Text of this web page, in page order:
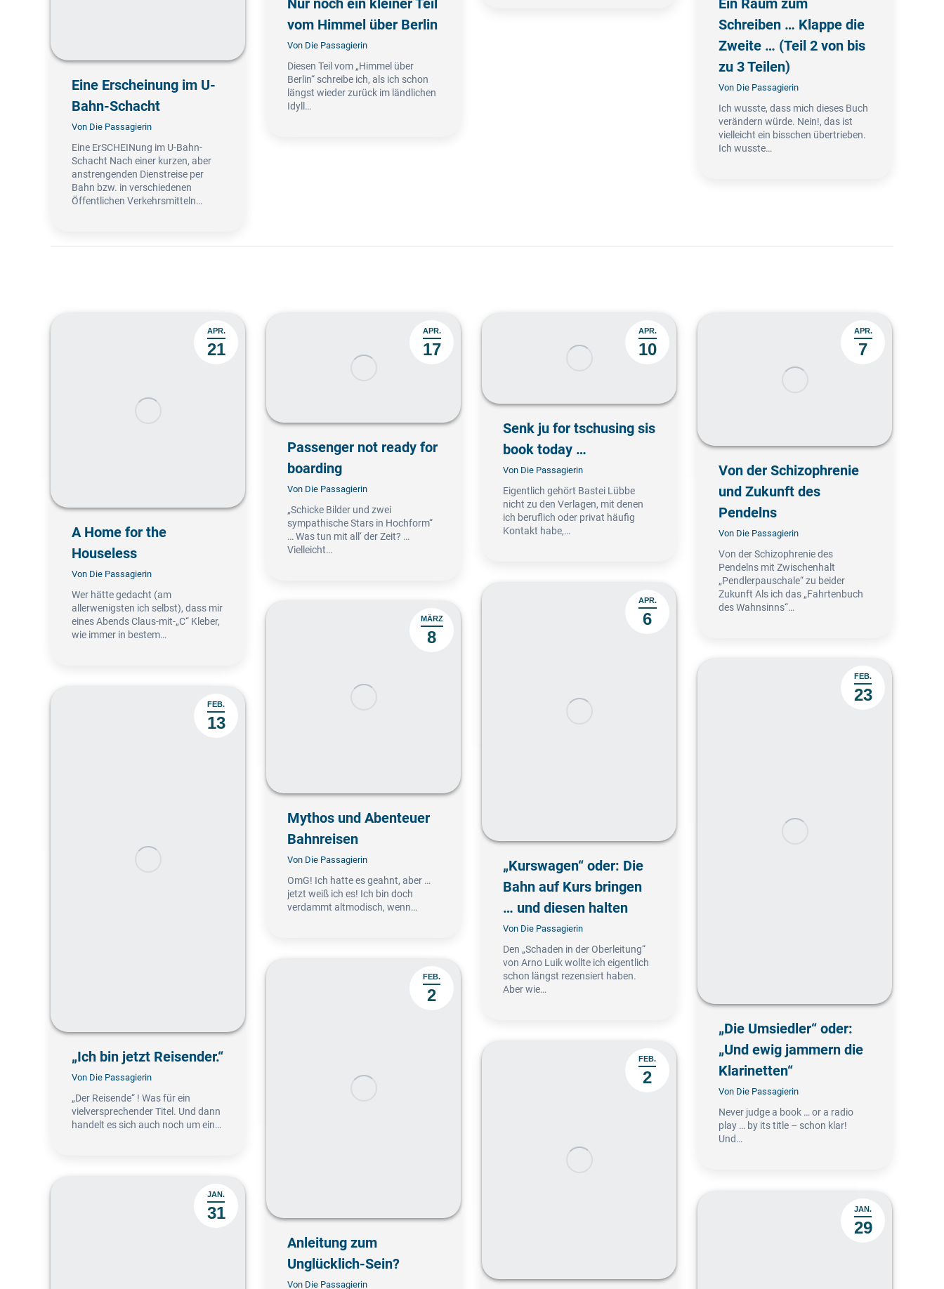
Eine Erscheinung im U-
Bahn-Schacht
Von Die Passagierin
Eine ErSCHEINung im U-Bahn-
Schacht Nach einer kurzen, aber
anstrengenden Dienstreise per
Bahn bzw. in verschiedenen
Öffentlichen Verkehrsmitteln…
Nur noch ein kleiner Teil
vom Himmel über Berlin
Von Die Passagierin
Diesen Teil vom „Himmel über
Berlin“ schreibe ich, als ich schon
längst wieder zurück im ländlichen
Idyll…
Ein Raum zum
Schreiben … Klappe die
Zweite … (Teil 2 von bis
zu 3 Teilen)
Von Die Passagierin
Ich wusste, dass mich dieses Buch
verändern würde. Nein!, das ist
vielleicht ein bisschen übertrieben.
Ich wusste…
APR.
21
A Home for the
Houseless
Von Die Passagierin
Wer hätte gedacht (am
allerwenigsten ich selbst), dass mir
eines Abends Claus-mit-„C“ Kleber,
wie immer in bestem…
APR.
17
Passenger not ready for
boarding
Von Die Passagierin
„Schicke Bilder und zwei
sympathische Stars in Hochform“
… Was tun mit all‘ der Zeit? …
Vielleicht…
APR.
10
Senk ju for tschusing sis
book today …
Von Die Passagierin
Eigentlich gehört Bastei Lübbe
nicht zu den Verlagen, mit denen
ich beruflich oder privat häufig
Kontakt habe,…
APR.
7
Von der Schizophrenie
und Zukunft des
Pendelns
Von Die Passagierin
Von der Schizophrenie des
Pendelns mit Zwischenhalt
„Pendlerpauschale“ zu beider
Zukunft Als ich das „Fahrtenbuch
des Wahnsinns“…
APR.
6
„Kurswagen“ oder: Die
Bahn auf Kurs bringen
… und diesen halten
Von Die Passagierin
Den „Schaden in der Oberleitung“
von Arno Luik wollte ich eigentlich
schon längst rezensiert haben.
Aber wie…
MÄRZ
8
Mythos und Abenteuer
Bahnreisen
Von Die Passagierin
OmG! Ich hatte es geahnt, aber …
jetzt weiß ich es! Ich bin doch
verdammt altmodisch, wenn…
FEB.
23
„Die Umsiedler“ oder:
„Und ewig jammern die
Klarinetten“
Von Die Passagierin
Never judge a book … or a radio
play … by its title – schon klar!
Und…
FEB.
13
„Ich bin jetzt Reisender.“
Von Die Passagierin
„Der Reisende“ ! Was für ein
vielversprechender Titel. Und dann
handelt es sich auch noch um ein…
FEB.
2
Anleitung zum
Unglücklich-Sein?
Von Die Passagierin
FEB.
2
JAN.
31 JAN.
29